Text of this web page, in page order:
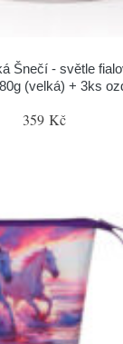
Šnečí - světle
(velká) + 3ks
359 Kč